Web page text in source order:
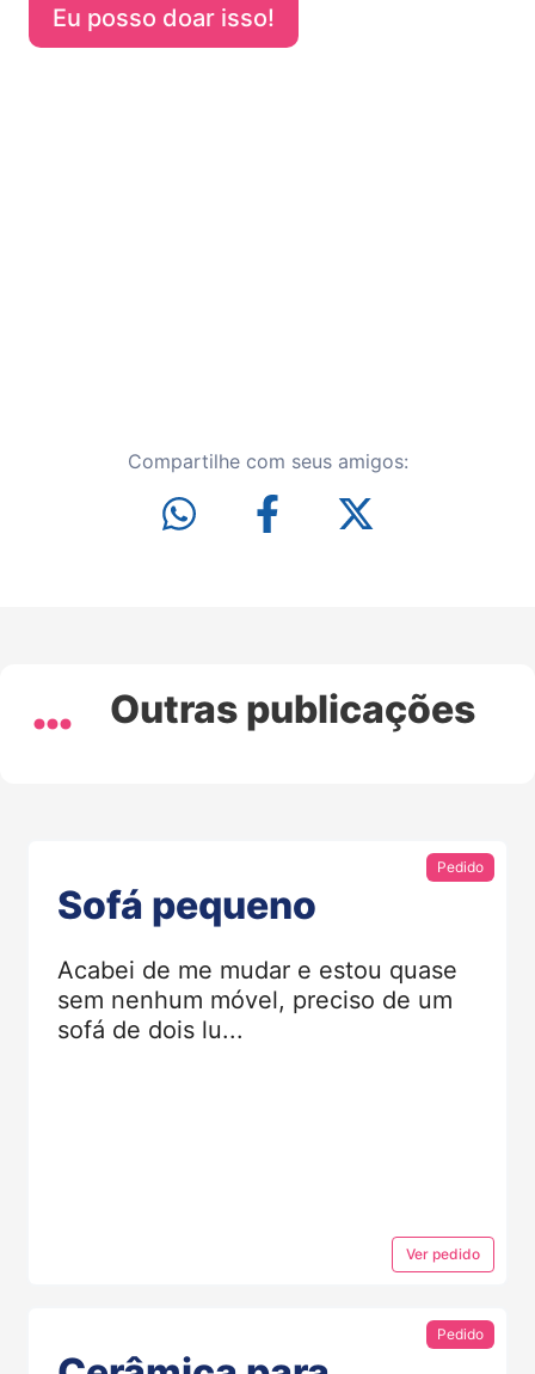
Eu posso doar isso!
Compartilhe com seus amigos:
Outras publicações
Pedido
Sofá pequeno
Acabei de me mudar e estou quase
sem nenhum móvel, preciso de um
sofá de dois lu...
Ver pedido
Pedido